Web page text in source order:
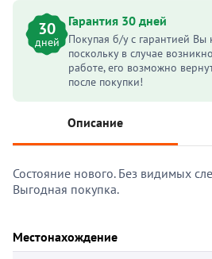
30
дней
Гарантия 30 дней
Покупая б/у с гарантией Вы
поскольку в случае
работе, его возможно
после покупки!
Описание
Состояние нового. Без видимых
Выгодная покупка.
Местонахождение